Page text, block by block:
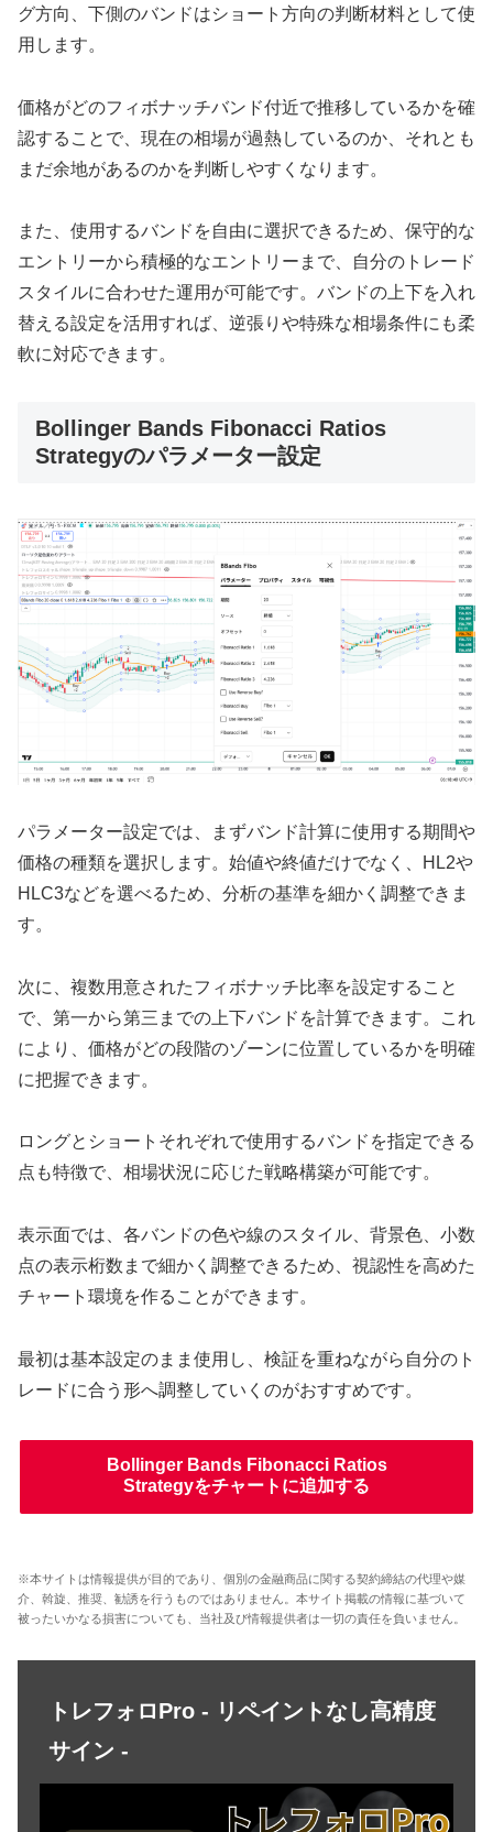
グ方向、下側のバンドはショート方向の判断材料として使
用します。
価格がどのフィボナッチバンド付近で推移しているかを確
認することで、現在の相場が過熱しているのか、それとも
まだ余地があるのかを判断しやすくなります。
また、使用するバンドを自由に選択できるため、保守的な
エントリーから積極的なエントリーまで、自分のトレード
スタイルに合わせた運用が可能です。バンドの上下を入れ
替える設定を活用すれば、逆張りや特殊な相場条件にも柔
軟に対応できます。
Bollinger Bands Fibonacci Ratios
Strategyのパラメーター設定
パラメーター設定では、まずバンド計算に使用する期間や
価格の種類を選択します。始値や終値だけでなく、HL2や
HLC3などを選べるため、分析の基準を細かく調整できま
す。
次に、複数用意されたフィボナッチ比率を設定すること
で、第一から第三までの上下バンドを計算できます。これ
により、価格がどの段階のゾーンに位置しているかを明確
に把握できます。
ロングとショートそれぞれで使用するバンドを指定できる
点も特徴で、相場状況に応じた戦略構築が可能です。
表示面では、各バンドの色や線のスタイル、背景色、小数
点の表示桁数まで細かく調整できるため、視認性を高めた
チャート環境を作ることができます。
最初は基本設定のまま使用し、検証を重ねながら自分のト
レードに合う形へ調整していくのがおすすめです。
Bollinger Bands Fibonacci Ratios
Strategyをチャートに追加する
※本サイトは情報提供が目的であり、個別の金融商品に関する契約締結の代理や媒
介、斡旋、推奨、勧誘を行うものではありません。本サイト掲載の情報に基づいて
被ったいかなる損害についても、当社及び情報提供者は一切の責任を負いません。
トレフォロPro - リペイントなし高精度
サイン -